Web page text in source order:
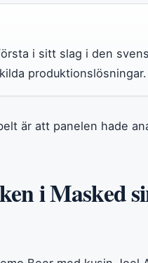
i sitt slag i den
produktionslösningar.
är att panelen hade
i Masked